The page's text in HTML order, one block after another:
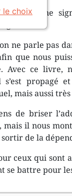
nos vies ne
ne parle pas
que nous
Avec ce livre,
propagé
mais aussi
de briser
il nous
de la
ceux qui sont
se battre pour
le choix